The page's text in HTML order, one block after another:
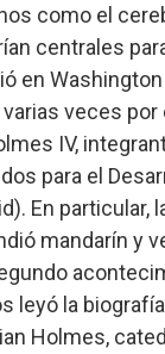
como el
centrales
en
veces por
IV,
para el
En particular,
mandarín y
leyó la
Holmes,